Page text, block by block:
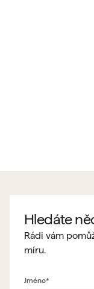
Hledáte
Rádi vám
míru.
Jméno*